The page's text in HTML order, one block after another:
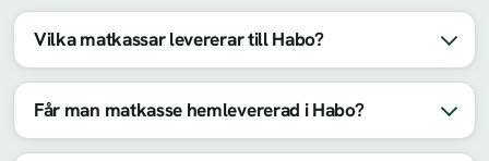
Vilka matkassar levererar till Habo?
Får man matkasse hemlevererad i Habo?